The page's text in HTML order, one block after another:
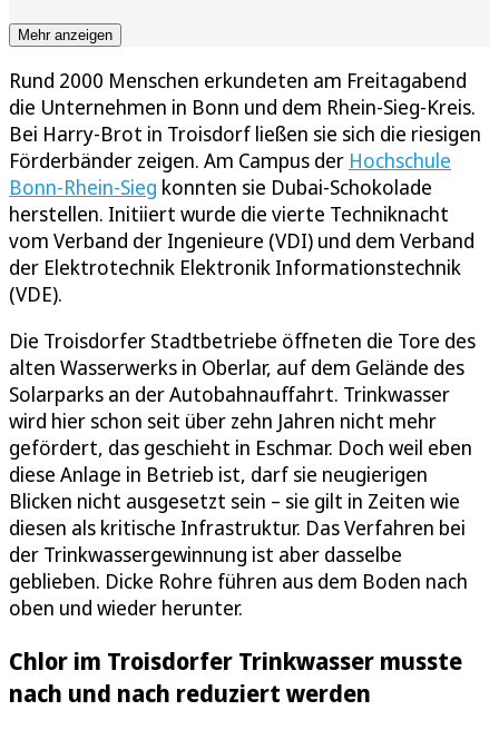
Mehr anzeigen
Rund 2000 Menschen erkundeten am Freitagabend
die Unternehmen in Bonn und dem Rhein-Sieg-Kreis.
Bei Harry-Brot in Troisdorf ließen sie sich die riesigen
Förderbänder zeigen. Am Campus der Hochschule
Bonn-Rhein-Sieg konnten sie Dubai-Schokolade
herstellen. Initiiert wurde die vierte Techniknacht
vom Verband der Ingenieure (VDI) und dem Verband
der Elektrotechnik Elektronik Informationstechnik
(VDE).
Die Troisdorfer Stadtbetriebe öffneten die Tore des
alten Wasserwerks in Oberlar, auf dem Gelände des
Solarparks an der Autobahnauffahrt. Trinkwasser
wird hier schon seit über zehn Jahren nicht mehr
gefördert, das geschieht in Eschmar. Doch weil eben
diese Anlage in Betrieb ist, darf sie neugierigen
Blicken nicht ausgesetzt sein – sie gilt in Zeiten wie
diesen als kritische Infrastruktur. Das Verfahren bei
der Trinkwassergewinnung ist aber dasselbe
geblieben. Dicke Rohre führen aus dem Boden nach
oben und wieder herunter.
Chlor im Troisdorfer Trinkwasser musste
nach und nach reduziert werden